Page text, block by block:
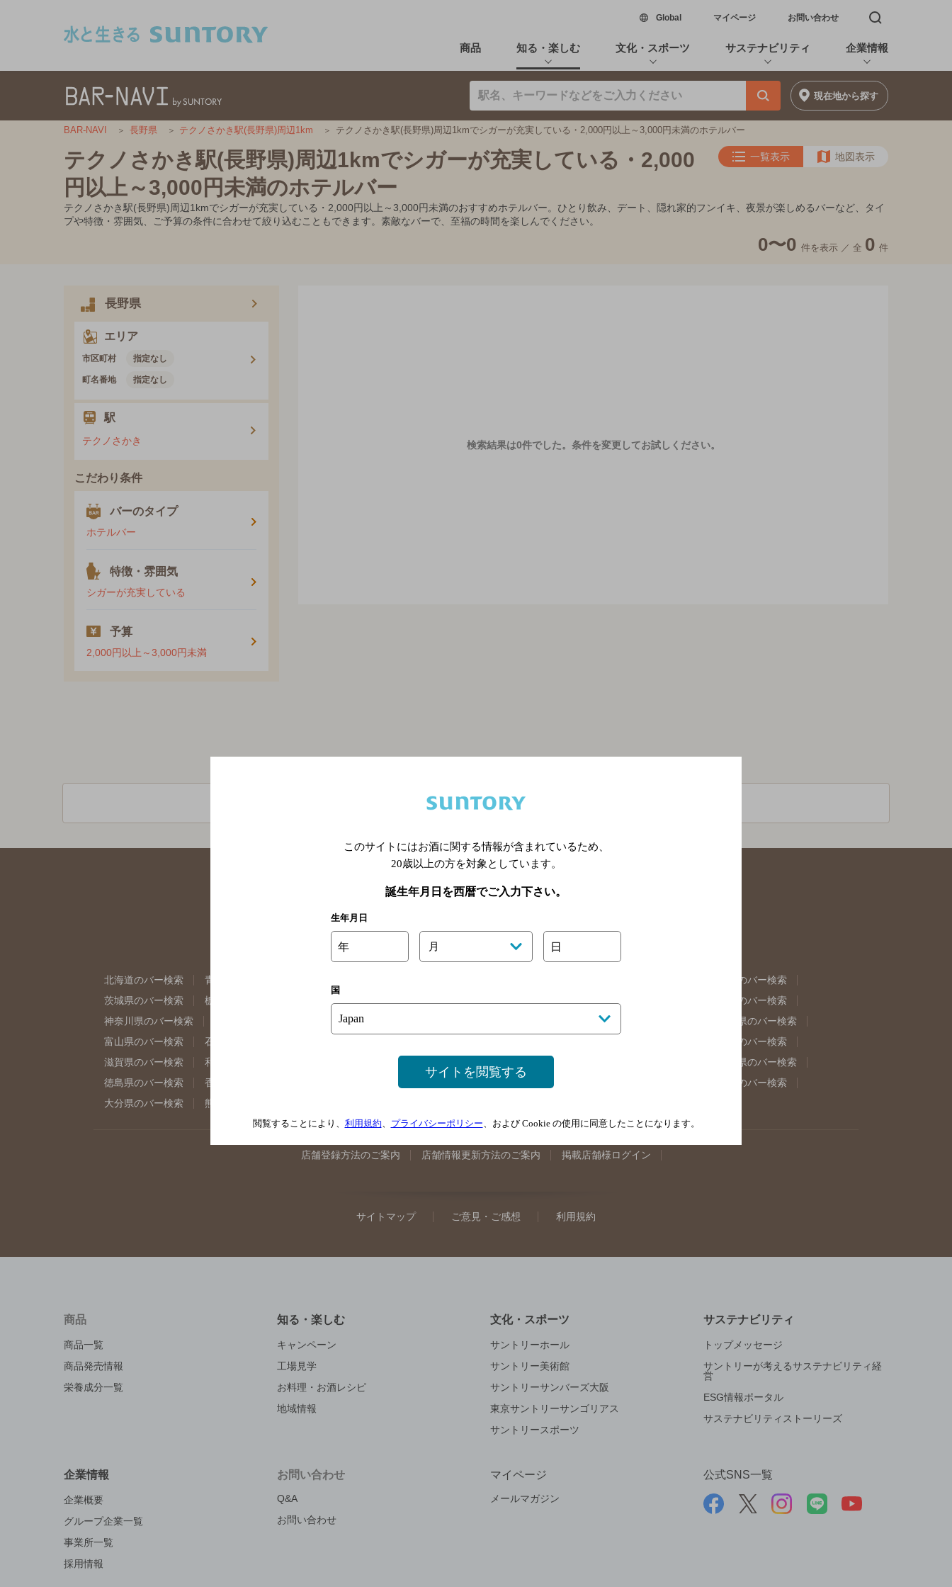
Global新しいウィンドウで開く
マイページ お問い合わせ 検索窓を開く
商品 知る・楽しむ 文化・スポーツ サステナビリティ 企業情報
現在地から探す
BAR-NAVI 長野県 テクノさかき駅(長野県)周辺1km テクノさかき駅(長野県)周辺1kmでシガーが充実している・2,000円以上～3,000円未満のホテルバー
テクノさかき駅(長野県)周辺1kmでシガーが充実している・2,000
円以上～3,000円未満のホテルバー
一覧表示 地図表示
テクノさかき駅(長野県)周辺1kmでシガーが充実している・2,000円以上～3,000円未満のおすすめホテルバー。ひとり飲み、デート、隠れ家的フンイキ、夜景が楽しめるバーなど、タイ
プや特徴・雰囲気、ご予算の条件に合わせて絞り込むこともできます。素敵なバーで、至福の時間を楽しんでください。
0〜0 件を表示 ／ 全 0 件
長野県
エリア
市区町村 指定なし
町名番地 指定なし
駅
テクノさかき
こだわり条件
バーのタイプ
ホテルバー
特徴・雰囲気
シガーが充実している
予算
2,000円以上～3,000円未満
検索結果は0件でした。 条件を変更してお試しください。
関連ページ
北海道のバー検索 青森県のバー検索
福島県のバー検索
茨城県のバー検索
栃木県のバー検索
東京都のバー検索
神奈川県のバー検索
埼玉県のバー検索
岐阜県のバー検索
富山県のバー検索
石川県のバー検索
奈良県のバー検索
滋賀県のバー検索
和歌山県のバー検索 山口県のバー検索
島根県のバー検索
徳島県のバー検索
香川県のバー検索
佐賀県のバー検索
大分県のバー検索
熊本県のバー検索
店舗登録方法のご案内 店舗情報更新方法のご案内 掲載店舗様ログイン
サイトマップ ご意見・ご感想 利用規約
商品
商品一覧
商品発売情報
栄養成分一覧
知る・楽しむ
キャンペーン
工場見学
お料理・お酒レシピ
地域情報
文化・スポーツ
サントリーホール
サントリー美術館
サントリーサンバーズ大阪
東京サントリーサンゴリアス
サントリースポーツ
サステナビリティ
トップメッセージ
サントリーが考えるサステナビリティ経
営
ESG情報ポータル
サステナビリティストーリーズ
企業情報
企業概要
グループ企業一覧
事業所一覧
採用情報
お問い合わせ
Q&A
お問い合わせ
マイページ
メールマガジン
公式SNS一覧
このサイトにはお酒に関する情報が含まれているため、
20歳以上の方を対象としています。
誕生年月日を西暦でご入力下さい。
生年月日
年 月 日
国
サイトを閲覧する
閲覧することにより、 利用規約、 プライバシーポリシー、および Cookie の使用に同意したことになります。